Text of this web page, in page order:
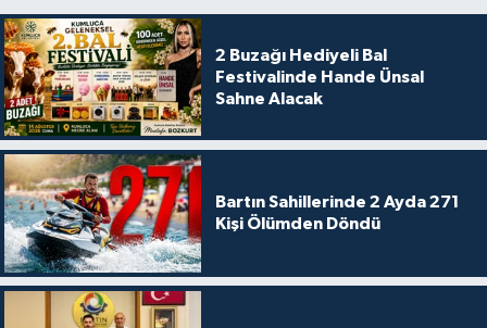
2 Buzağı Hediyeli Bal
Festivalinde Hande Ünsal
Sahne Alacak
Bartın Sahillerinde 2 Ayda 271
Kişi Ölümden Döndü